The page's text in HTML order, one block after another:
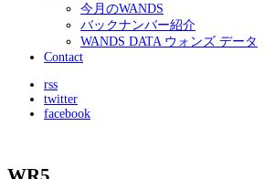
今月のWANDS
バックナンバー紹介
WANDS DATA ウォンズ データ
Contact
rss
twitter
facebook